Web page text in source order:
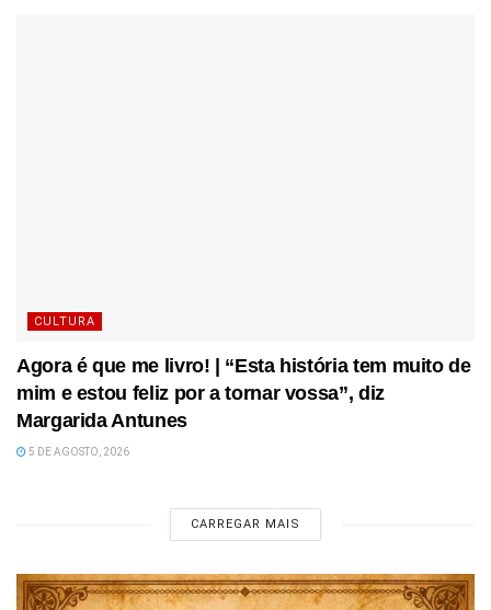
CULTURA
Agora é que me livro! | “Esta história tem muito de
mim e estou feliz por a tornar vossa”, diz
Margarida Antunes
5 DE AGOSTO, 2026
CARREGAR MAIS